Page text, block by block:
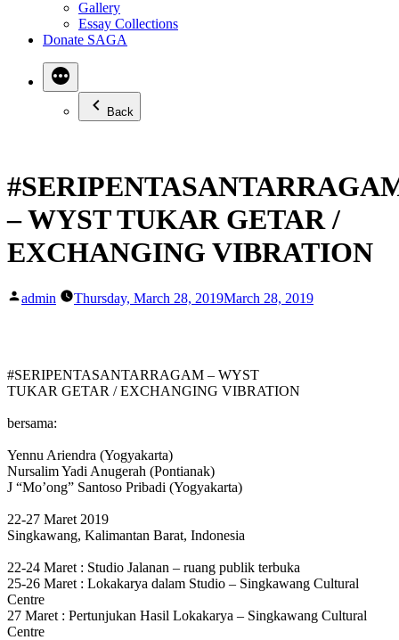
Gallery
Essay Collections
Donate SAGA
Back
– WYST TUKAR GETAR /
EXCHANGING VIBRATION
Posted
admin Thursday, March 28, 2019March 28, 2019
#SERIPENTASANTARRAGAM – WYST
TUKAR GETAR / EXCHANGING VIBRATION
bersama:
Yennu Ariendra (Yogyakarta)
Nursalim Yadi Anugerah (Pontianak)
J “Mo’ong” Santoso Pribadi (Yogyakarta)
22-27 Maret 2019
Singkawang, Kalimantan Barat, Indonesia
22-24 Maret : Studio Jalanan – ruang publik terbuka
25-26 Maret : Lokakarya dalam Studio – Singkawang Cultural
Centre
27 Maret : Pertunjukan Hasil Lokakarya – Singkawang Cultural
Centre